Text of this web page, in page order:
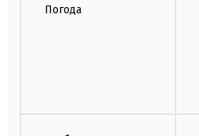
Погода